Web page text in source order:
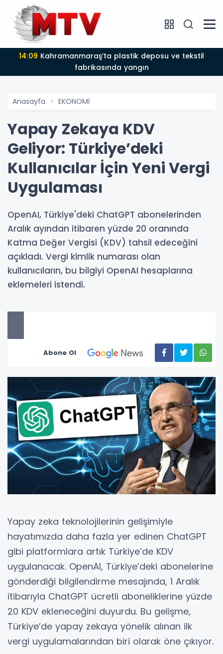
14:09
fabrikasında yangın
Anasayfa EKONOMİ
Yapay Zekaya KDV
Geliyor: Türkiye’deki
Kullanıcılar İçin Yeni Vergi
Uygulaması
OpenAI, Türkiye'deki ChatGPT abonelerinden
Aralık ayından itibaren yüzde 20 oranında
Katma Değer Vergisi (KDV) tahsil edeceğini
açıkladı. Vergi kimlik numarası olan
kullanıcıların, bu bilgiyi OpenAI hesaplarına
eklemeleri istendi.
Abone Ol
Yapay zeka teknolojilerinin gelişimiyle
hayatımızda daha fazla yer edinen ChatGPT
gibi platformlara artık Türkiye’de KDV
uygulanacak. OpenAI, Türkiye’deki abonelerine
gönderdiği bilgilendirme mesajında, 1 Aralık
itibarıyla ChatGPT ücretli aboneliklerine yüzde
20 KDV ekleneceğini duyurdu. Bu gelişme,
Türkiye’de yapay zekaya yönelik alınan ilk
vergi uygulamalarından biri olarak öne çıkıyor.